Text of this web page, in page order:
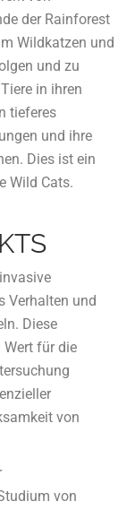
der Rainforest
Wildkatzen und
und zu
in ihren
tieferes
und ihre
Dies ist ein
Wild Cats.
Verhalten und
Diese
für die
von
von